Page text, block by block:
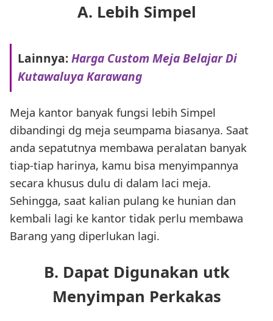
A. Lebih Simpel
Lainnya:Harga Custom Meja Belajar Di
Kutawaluya Karawang
Meja kantor banyak fungsi lebih Simpel
dibandingi dg meja seumpama biasanya. Saat
anda sepatutnya membawa peralatan banyak
tiap-tiap harinya, kamu bisa menyimpannya
secara khusus dulu di dalam laci meja.
Sehingga, saat kalian pulang ke hunian dan
kembali lagi ke kantor tidak perlu membawa
Barang yang diperlukan lagi.
B. Dapat Digunakan utk
Menyimpan Perkakas